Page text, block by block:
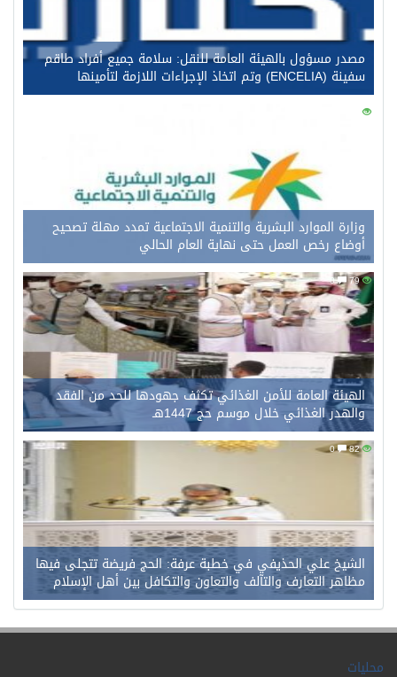
مصدر مسؤول بالهيئة العامة للنقل: سلامة جميع أفراد طاقم
سفينة (ENCELIA) وتم اتخاذ الإجراءات اللازمة لتأمينها
99
وزارة الموارد البشرية والتنمية الاجتماعية تمدد مهلة تصحيح
أوضاع رخص العمل حتى نهاية العام الحالي
79
0
الهيئة العامة للأمن الغذائي تكثف جهودها للحد من الفقد
والهدر الغذائي خلال موسم حج 1447هـ
82
0
الشيخ علي الحذيفي في خطبة عرفة: الحج فريضة تتجلى فيها
مظاهر التعارف والتآلف والتعاون والتكافل بين أهل الإسلام
محليات